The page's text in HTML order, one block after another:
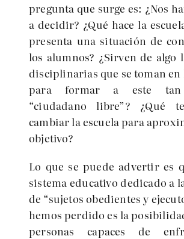
pregunta que surge es: ¿Nos
a decidir? ¿Qué hace la
presenta una situación de
los alumnos? ¿Sirven de algo
disciplinarias que se toman en
para formar a este tan
“ciudadano libre”? ¿Qué
cambiar la escuela para
objetivo?
Lo que se puede advertir es
sistema educativo dedicado a
de “sujetos obedientes y
hemos perdido es la
personas capaces de